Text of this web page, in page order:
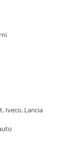
Iveco, Lancia